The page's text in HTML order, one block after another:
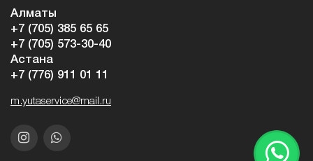
Алматы
+7 (705) 385 65 65
+7 (705) 573-30-40
Астана
+7 (776) 911 01 11
m.yutaservice@mail.ru